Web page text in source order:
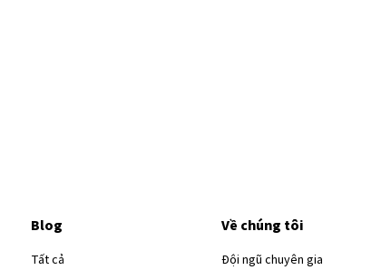
Blog
Tất cả
Về chúng tôi
Đội ngũ chuyên gia